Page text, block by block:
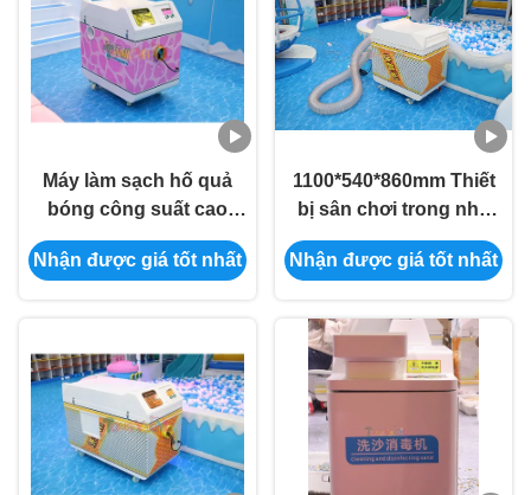
Máy làm sạch hố quả
bóng công suất cao
Máy làm sạch hố quả
bóng thương mại đa
Nhận được giá tốt nhất
1100*540*860mm Thiết
bị sân chơi trong nhà
125W Ball Pit Ball
Cleaner Machine
Nhận được giá tốt nhất